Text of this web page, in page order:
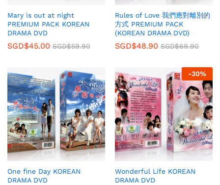
Mary is out at night
PREMIUM PACK KOREAN
DRAMA DVD
SGD$45.00 SGD$59.90
Rules of Love 我們應對離別的
方式 PREMIUM PACK
(KOREAN DRAMA DVD)
SGD$48.90 SGD$69.90
One fine Day KOREAN
DRAMA DVD
-30%
Wonderful Life KOREAN
DRAMA DVD